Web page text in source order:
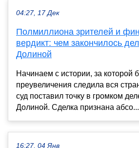
04:27, 17 Дек
Полмиллиона зрителей и
вердикт: чем закончилось
Долиной
Начинаем с истории, за которой
преувеличения следила вся
суд поставил точку в громком
Долиной. Сделка признана абсо...
16:27, 04 Янв